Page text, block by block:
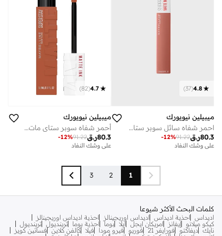
4.8
(
37
)
ميبيلين نيويورك
احمر شفاه سائل سوبر ستاي مطفي - 65 سيدكترس
ر.ق80.3
91.22
-12%
على وشك النفاد
4.7
(
82
)
ميبيلين نيويورك
أحمر شفاه سوبر ستاي مات إنك 70 أمازونيان
ر.ق80.3
91.22
-12%
على وشك النفاد
1
2
3
كلمات البحث الأكثر شيوعا
اديداس احذية اديداس اديداس اوريجينالز
احذية اديداس اوريجينالز
كيكو ميلانو
إيفانز امريكان ايجل ايلا بوما احذية بوما ترينديول ترينديول
نايك ديفاكتو فورايفر 21 فوريو فيرو مودا فيلا كالفن كلاين فساتين كويز